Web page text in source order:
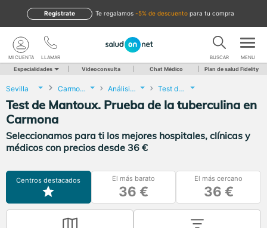
te regalamos -5% de descuento para tu compra
Regístrate
LLAMAR
MI CUENTA BUSCAR MENU
Especialidades Videoconsulta Chat Médico Plan de salud Fidelity
Sevilla Carmona Análisis Clínicos Test de Mantoux. Prueba de la tuberculina
Test de Mantoux. Prueba de la tuberculina en
Carmona
Seleccionamos para ti los mejores hospitales, clínicas y
médicos con precios desde 36 €
Centros destacados El más barato
36 €
El más cercano
36 €